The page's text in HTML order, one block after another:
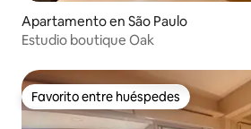
Apartamento en São Paulo
Estudio boutique Oak
Favorito entre huéspedes
Favorito entre huéspedes